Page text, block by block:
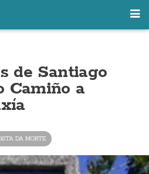
de Santiago
Camiño a
DA MORTE